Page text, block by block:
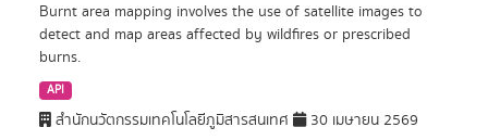
Burnt area mapping involves the use of satellite images to
detect and map areas affected by wildfires or prescribed
burns.
API
สำนักนวัตกรรมเทคโนโลยีภูมิสารสนเทศ 30 เมษายน 2569